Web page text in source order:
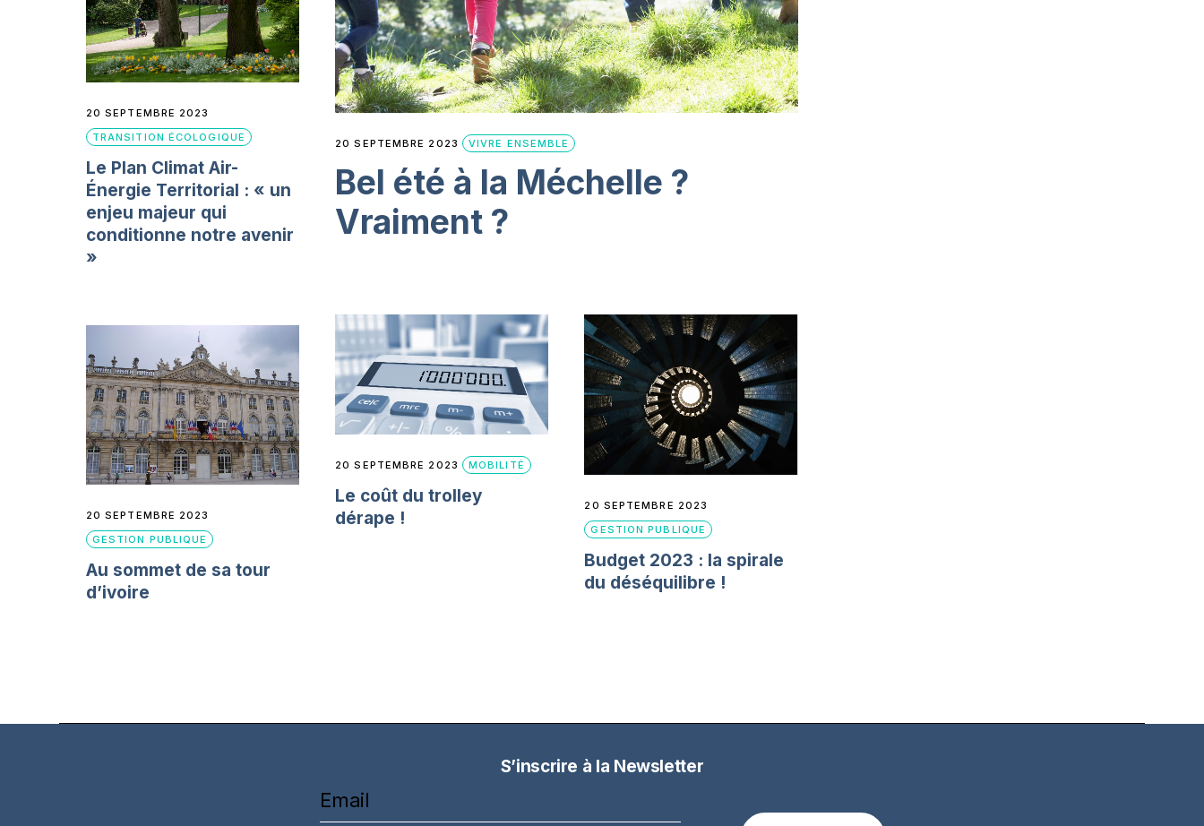
20 SEPTEMBRE 2023 VIVRE ENSEMBLE
Bel été à la Méchelle ?
Vraiment ?
20 SEPTEMBRE 2023
TRANSITION ÉCOLOGIQUE
Le Plan Climat Air-
Énergie Territorial : « un
enjeu majeur qui
conditionne notre avenir
»
20 SEPTEMBRE 2023 MOBILITÉ
Le coût du trolley
dérape !
20 SEPTEMBRE 2023
GESTION PUBLIQUE
Budget 2023 : la spirale
du déséquilibre !
20 SEPTEMBRE 2023
GESTION PUBLIQUE
Au sommet de sa tour
d’ivoire
S’inscrire à la Newsletter